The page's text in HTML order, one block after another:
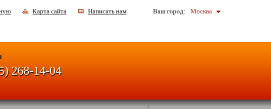
Карта сайта Написать нам Ваш город: Москва
268-14-04